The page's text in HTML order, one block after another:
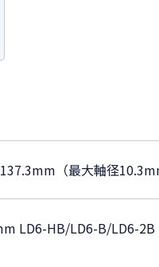
（最大軸径
LD6-HB/LD6-B/LD6-2B